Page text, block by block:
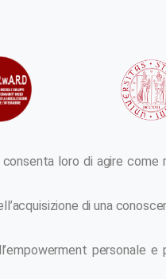
loro di agire
di una
personale